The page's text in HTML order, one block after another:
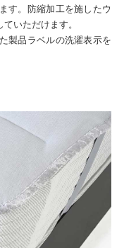
す。防縮加工を施したウ
いただけます。
製品ラベルの洗濯表示を